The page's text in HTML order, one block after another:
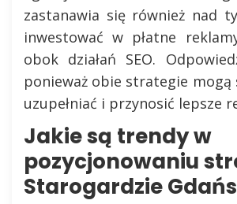
zastanawia się również nad
inwestować w płatne
obok działań SEO.
ponieważ obie strategie mogą
uzupełniać i przynosić lepsze
Jakie są trendy w
pozycjonowaniu
Starogardzie